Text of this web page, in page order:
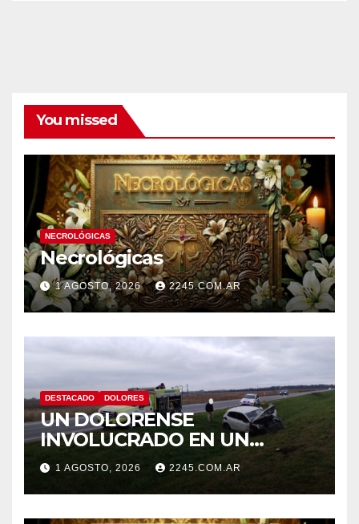
You missed
NECROLÓGICAS
Necrológicas
1 AGOSTO, 2026 2245.COM.AR
DESTACADO DOLORES
UN DOLORENSE
INVOLUCRADO EN UN
SINIESTRO QUE TERMINÓ
CON DESPISTE Y VUELCO
1 AGOSTO, 2026 2245.COM.AR